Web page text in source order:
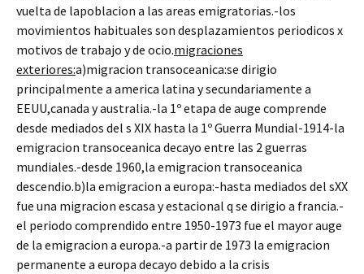
vuelta de lapoblacion a las areas emigratorias.-los
movimientos habituales son desplazamientos periodicos x
motivos de trabajo y de ocio.migraciones
exteriores:a)migracion transoceanica:se dirigio
principalmente a america latina y secundariamente a
EEUU,canada y australia.-la 1º etapa de auge comprende
desde mediados del s XIX hasta la 1º Guerra Mundial-1914-la
emigracion transoceanica decayo entre las 2 guerras
mundiales.-desde 1960,la emigracion transoceanica
descendio.b)la emigracion a europa:-hasta mediados del sXX
fue una migracion escasa y estacional q se dirigio a francia.-
el periodo comprendido entre 1950-1973 fue el mayor auge
de la emigracion a europa.-a partir de 1973 la emigracion
permanente a europa decayo debido a la crisis